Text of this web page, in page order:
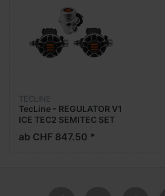
TECLINE
TecLine - REGULATOR V1
ICE TEC2 SEMITEC SET
WITH SPG - EN250A
ab CHF 847.50 *